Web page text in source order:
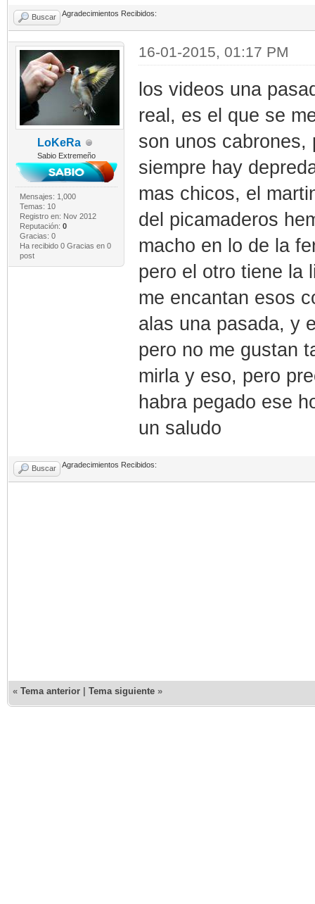
Buscar Agradecimientos Recibidos:
LoKeRa
Sabio Extremeño
Mensajes: 1,000
Temas: 10
Registro en: Nov 2012
Reputación: 0
Gracias: 0
Ha recibido 0 Gracias en 0
post
16-01-2015, 01:17 PM
los videos una
real, es el que se
son unos cabrones,
siempre hay
mas chicos, el
del picamaderos
macho en lo de la
pero el otro tiene la
me encantan esos
alas una pasada, y
pero no me gustan
mirla y eso, pero
habra pegado ese
un saludo
Buscar Agradecimientos Recibidos:
« Tema anterior Tema siguiente »